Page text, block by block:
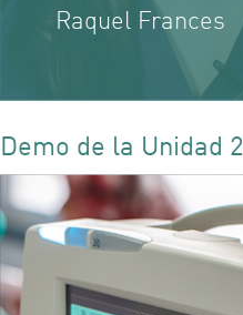
Raquel Frances
Demo de la Unidad 2